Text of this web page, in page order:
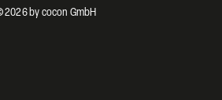
2026 by cocon GmbH